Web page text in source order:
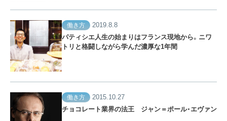
働き方
2019.8.8
パティシエ人生の始まりはフランス現地から。ニワ
トリと格闘しながら学んだ濃厚な1年間
働き方
2015.10.27
チョコレート業界の法王 ジャン＝ポール・エヴァン